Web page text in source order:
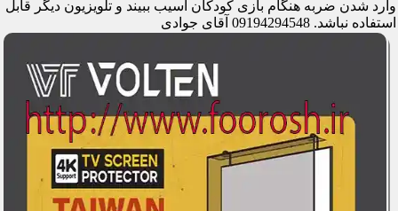
وارد شدن ضربه هنگام بازی کودکان آسیب ببیند و تلویزیون دیگر قابل
استفاده نباشد. 09194294548 آقای جوادی